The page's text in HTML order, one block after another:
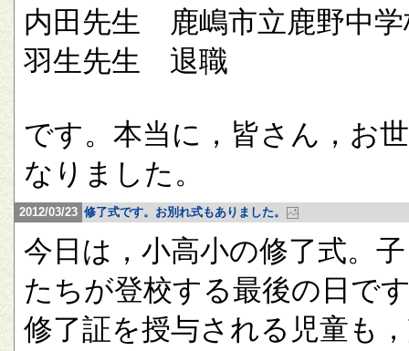
内田先生 鹿嶋市立鹿野中学
羽生先生 退職
です。本当に，皆さん，お
なりました。
2012/03/23 修了式です。お別れ式もありました。
今日は，小高小の修了式。
たちが登校する最後の日で
修了証を授与される児童も